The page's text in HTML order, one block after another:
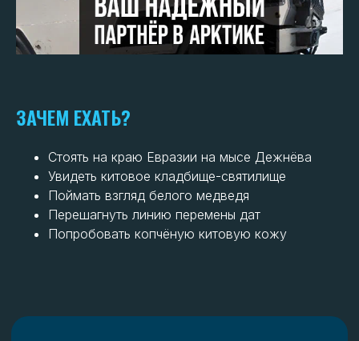
ЗАЧЕМ ЕХАТЬ?
Стоять на краю Евразии на мысе Дежнёва
Увидеть китовое кладбище-святилище
Поймать взгляд белого медведя
Перешагнуть линию перемены дат
Попробовать копчёную китовую кожу
Анадырь
Площадь региона
721,5 тыс. км²